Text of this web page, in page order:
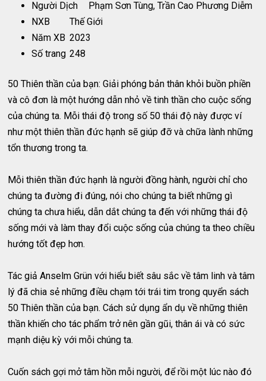
Người Dịch
Phạm Sơn Tùng, Trần Cao Phương Diễm
NXB
Thế Giới
Năm XB 2023
Số trang 248
50 Thiên thần của bạn: Giải phóng bản thân khỏi buồn phiền
và cô đơn là một hướng dẫn nhỏ về tinh thần cho cuộc sống
của chúng ta. Mỗi thái độ trong số 50 thái độ này được ví
như một thiên thần đức hạnh sẽ giúp đỡ và chữa lành những
tổn thương trong ta.
Mỗi thiên thần đức hạnh là người đồng hành, người chỉ cho
chúng ta đường đi đúng, nói cho chúng ta biết những gì
chúng ta chưa hiểu, dẫn dắt chúng ta đến với những thái độ
sống mới và làm thay đổi cuộc sống của chúng ta theo chiều
hướng tốt đẹp hơn.
Tác giả Anselm Grün với hiểu biết sâu sắc về tâm linh và tâm
lý đã chia sẻ những điều chạm tới trái tim trong quyển sách
50 Thiên thần của bạn. Cách sử dụng ẩn dụ về những thiên
thần khiến cho tác phẩm trở nên gần gũi, thân ái và có sức
mạnh diệu kỳ với mỗi chúng ta.
Cuốn sách gợi mở tâm hồn mỗi người, để rồi một lúc nào đó